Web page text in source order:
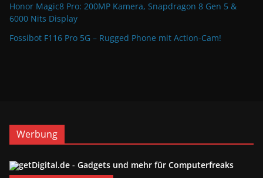
Honor Magic8 Pro: 200MP Kamera, Snapdragon 8 Gen 5 &
6000 Nits Display
Fossibot F116 Pro 5G – Rugged Phone mit Action-Cam!
Werbung